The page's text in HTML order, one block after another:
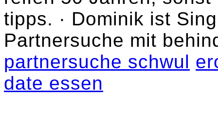
tipps. · Dominik ist
Partnersuche mit
partnersuche schwul
date essen